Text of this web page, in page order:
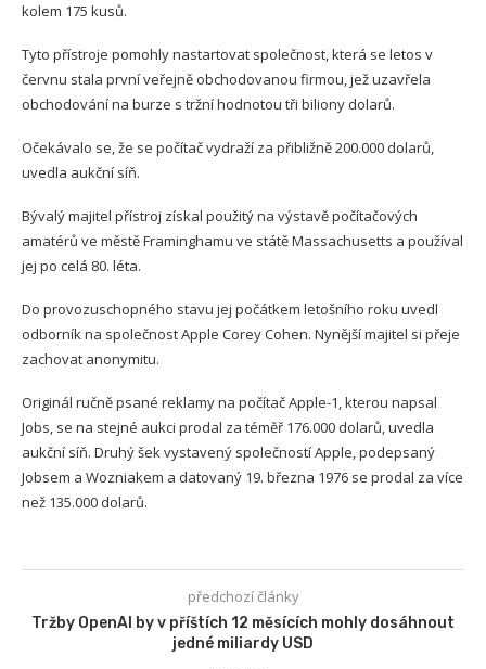
kolem 175 kusů.
Tyto přístroje pomohly nastartovat společnost, která se letos v
červnu stala první veřejně obchodovanou firmou, jež uzavřela
obchodování na burze s tržní hodnotou tři biliony dolarů.
Očekávalo se, že se počítač vydraží za přibližně 200.000 dolarů,
uvedla aukční síň.
Bývalý majitel přístroj získal použitý na výstavě počítačových
amatérů ve městě Framinghamu ve státě Massachusetts a používal
jej po celá 80. léta.
Do provozuschopného stavu jej počátkem letošního roku uvedl
odborník na společnost Apple Corey Cohen. Nynější majitel si přeje
zachovat anonymitu.
Originál ručně psané reklamy na počítač Apple-1, kterou napsal
Jobs, se na stejné aukci prodal za téměř 176.000 dolarů, uvedla
aukční síň. Druhý šek vystavený společností Apple, podepsaný
Jobsem a Wozniakem a datovaný 19. března 1976 se prodal za více
než 135.000 dolarů.
předchozí články
Tržby OpenAI by v příštích 12 měsících mohly dosáhnout
jedné miliardy USD